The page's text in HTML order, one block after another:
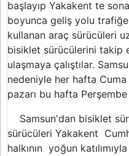
başlayıp Yakakent te
boyunca geliş yolu trafiğe
kullanan araç sürücüleri
bisiklet sürücülerini takip
ulaşmaya çalıştılar.
nedeniyle her hafta
pazarı bu hafta Perşembe
Samsun'dan bisiklet
sürücüleri Yakakent
halkının yoğun